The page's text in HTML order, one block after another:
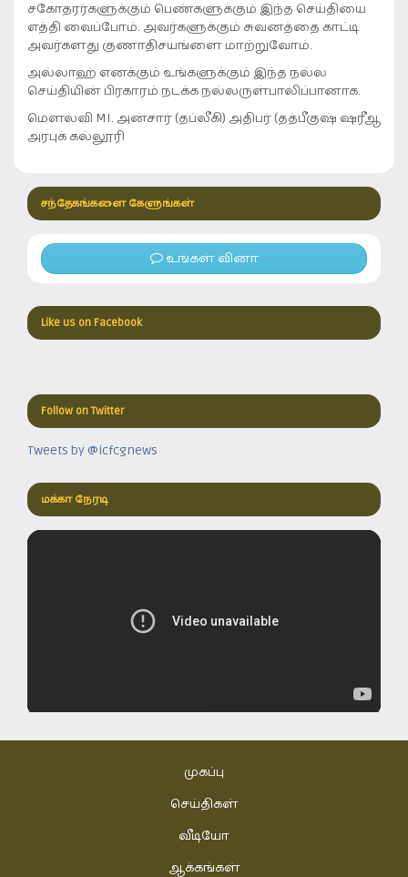
சகோதரர்களுக்கும் பெண்களுக்கும் இந்த செய்தியை
எத்தி வைப்போம். அவர்களுக்கும் சுவனத்தை காட்டி
அவர்களது குணாதிசயங்ளை மாற்றுவோம்.
அல்லாஹ் எனக்கும் உங்களுக்கும் இந்த நல்ல
செய்தியின் பிரகாரம் நடக்க நல்லருள்பாலிப்பானாக.
மௌலவி MI. அன்சார் (தப்லீகி) அதிபர் (தத்பீகுஷ் ஷரீஆ
அரபுக் கல்லூரி
சந்தேகங்களை கேளுங்கள்
உங்கள் வினா
Like us on Facebook
Follow on Twitter
Tweets by @icfcgnews
மக்கா நேரடி
முகப்பு
செய்திகள்
வீடியோ
ஆக்கங்கள்